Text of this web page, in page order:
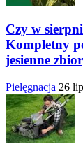
Czy w
Kompletny
jesienne
Pielęgnacja 26